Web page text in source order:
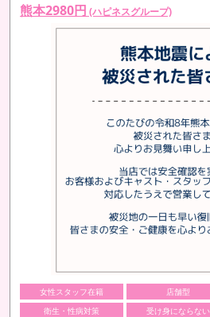
熊本2980円 (ハピネスグループ)
女性スタッフ在籍 店舗型
衛生・性病対策
受け身にならない